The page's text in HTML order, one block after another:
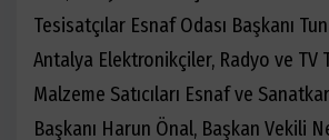
Tesisatçılar Esnaf Odası Başkanı
Antalya Elektronikçiler, Radyo ve TV
Malzeme Satıcıları Esnaf ve
Başkanı Harun Önal, Başkan Vekili